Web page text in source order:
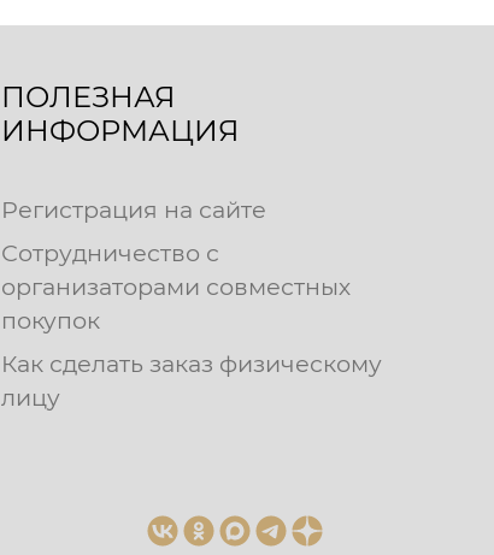
ПОЛЕЗНАЯ
ИНФОРМАЦИЯ
Регистрация на сайте
Сотрудничество с
организаторами совместных
покупок
Как сделать заказ физическому
лицу